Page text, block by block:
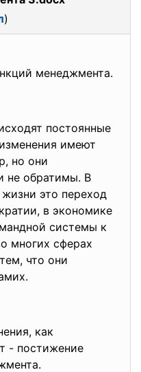
)
менеджмента.
постоянные
имеют
но они
не обратимы. В
это переход
в экономике
системы к
многих сферах
что они
как
- постижение